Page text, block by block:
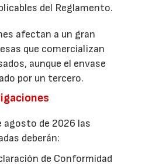
del Reglamento.
afectan a un gran
que comercializan
aunque el envase
por un tercero.
agosto de 2026 las
deberán:
de Conformidad